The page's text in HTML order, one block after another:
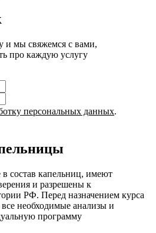
и мы свяжемся с вами,
про каждую услугу
персональных данных.
состав капельниц, имеют
и разрешены к
РФ. Перед назначением курса
необходимые анализы и
программу